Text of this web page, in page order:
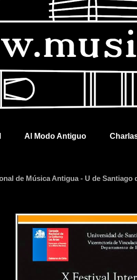
Al Modo Antiguo
de Música Antigua - U de Santiago